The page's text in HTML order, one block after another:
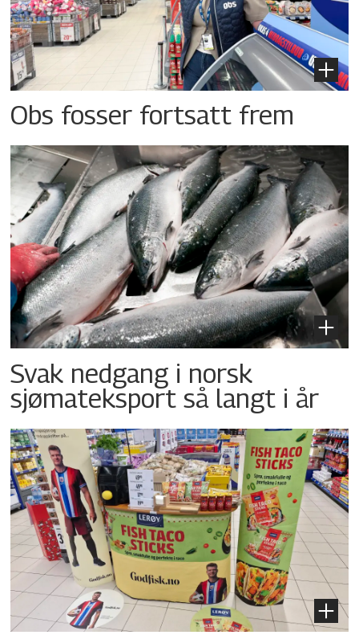
Obs fosser fortsatt frem
Svak nedgang i norsk
sjømateksport så langt i år